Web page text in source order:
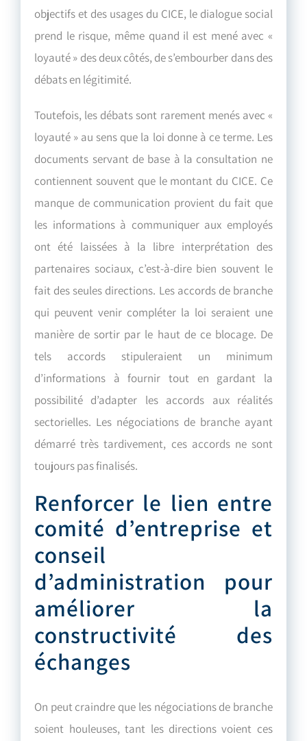
objectifs et des usages du CICE, le dialogue social
prend le risque, même quand il est mené avec «
loyauté » des deux côtés, de s’embourber dans des
débats en légitimité.
Toutefois, les débats sont rarement menés avec «
loyauté » au sens que la loi donne à ce terme. Les
documents servant de base à la consultation ne
contiennent souvent que le montant du CICE. Ce
manque de communication provient du fait que
les informations à communiquer aux employés
ont été laissées à la libre interprétation des
partenaires sociaux, c’est-à-dire bien souvent le
fait des seules directions. Les accords de branche
qui peuvent venir compléter la loi seraient une
manière de sortir par le haut de ce blocage. De
tels accords stipuleraient un minimum
d’informations à fournir tout en gardant la
possibilité d’adapter les accords aux réalités
sectorielles. Les négociations de branche ayant
démarré très tardivement, ces accords ne sont
toujours pas finalisés.
Renforcer le lien entre
comité d’entreprise et
conseil
d’administration pour
améliorer la
constructivité des
échanges
On peut craindre que les négociations de branche
soient houleuses, tant les directions voient ces